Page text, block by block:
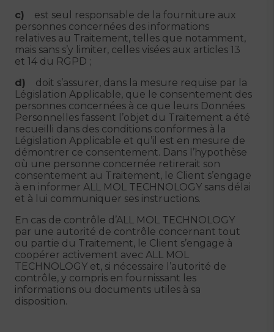
c) est seul responsable de la fourniture aux
personnes concernées des informations
relatives au Traitement, telles que notamment,
mais sans s’y limiter, celles visées aux articles 13
et 14 du RGPD ;
d) doit s’assurer, dans la mesure requise par la
Législation Applicable, que le consentement des
personnes concernées à ce que leurs Données
Personnelles fassent l’objet du Traitement a été
recueilli dans des conditions conformes à la
Législation Applicable et qu’il est en mesure de
démontrer ce consentement. Dans l’hypothèse
où une personne concernée retirerait son
consentement au Traitement, le Client s’engage
à en informer ALL MOL TECHNOLOGY sans délai
et à lui communiquer ses instructions.
En cas de contrôle d’ALL MOL TECHNOLOGY
par une autorité de contrôle concernant tout
ou partie du Traitement, le Client s’engage à
coopérer activement avec ALL MOL
TECHNOLOGY et, si nécessaire l’autorité de
contrôle, y compris en fournissant les
informations ou documents utiles à sa
disposition.